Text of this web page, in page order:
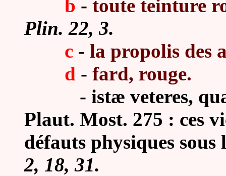
b - toute teinture
Plin. 22, 3.
c - la propolis des
d - fard, rouge.
- istæ veteres, quæ
Plaut. Most. 275 : ces
défauts physiques sous
2, 18, 31.